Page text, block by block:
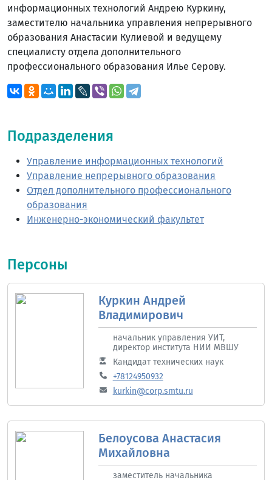
информационных технологий Андрею Куркину,
заместителю начальника управления непрерывного
образования Анастасии Кулиевой и ведущему
специалисту отдела дополнительного
профессионального образования Илье Серову.
Подразделения
Управление информационных технологий
Управление непрерывного образования
Отдел дополнительного профессионального
образования
Инженерно-экономический факультет
Персоны
Куркин Андрей
Владимирович
начальник управления УИТ,
директор института НИИ МВШУ
Кандидат технических наук
+78124950932
kurkin@corp.smtu.ru
Белоусова Анастасия
Михайловна
заместитель начальника